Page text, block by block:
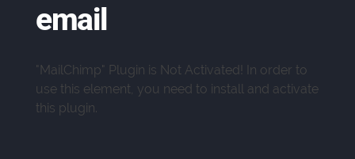
email
"MailChimp" Plugin is Not Activated!
In order to
use this element, you need to install and activate
this plugin.
Soy Gio, En qué puedo